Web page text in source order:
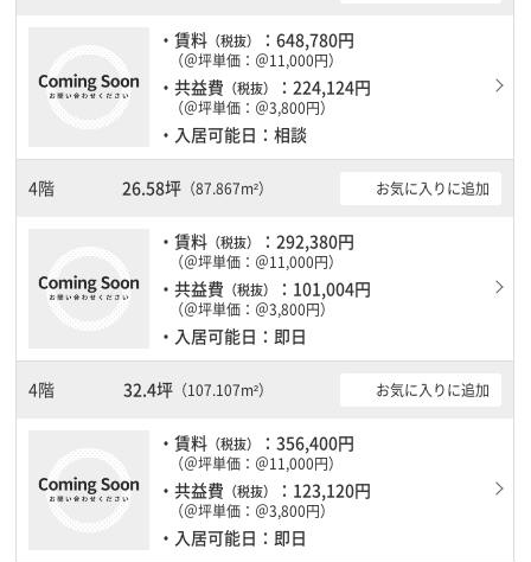
ある大型ビルです。ＥＶが複数基ありますので、フロアまでの待ち
時間があまりかかりません。
・賃料 （税抜） ：648,780円
（＠坪単価：＠11,000円）
・共益費 （税抜） ：224,124円
（＠坪単価：＠3,800円）
・入居可能日：相談
4階 26.58坪 （87.867m²） お気に入りに追加
・賃料 （税抜） ：292,380円
（＠坪単価：＠11,000円）
・共益費 （税抜） ：101,004円
（＠坪単価：＠3,800円）
・入居可能日：即日
4階 32.4坪（107.107m²） お気に入りに追加
・賃料 （税抜） ：356,400円
（＠坪単価：＠11,000円）
・共益費 （税抜） ：123,120円
（＠坪単価：＠3,800円）
・入居可能日：即日